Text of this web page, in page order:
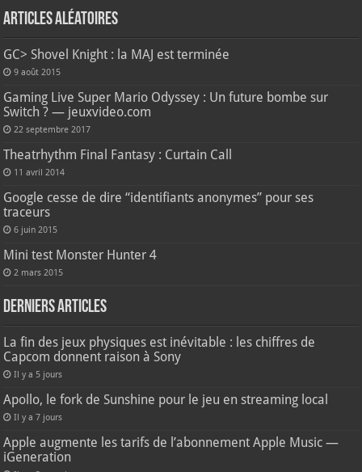
Articles aléatoires
GC> Shovel Knight : la MAJ est terminée
9 août 2015
Gaming Live Super Mario Odyssey : Un future bombe sur
Switch ? — jeuxvideo.com
22 septembre 2017
Theatrhythm Final Fantasy : Curtain Call
11 avril 2014
Google cesse de dire “identifiants anonymes” pour ses
traceurs
6 juin 2015
Mini test Monster Hunter 4
2 mars 2015
Derniers articles
La fin des jeux physiques est inévitable : les chiffres de
Capcom donnent raison à Sony
Il y a 5 jours
Apollo, le fork de Sunshine pour le jeu en streaming local
Il y a 7 jours
Apple augmente les tarifs de l’abonnement Apple Music —
iGeneration